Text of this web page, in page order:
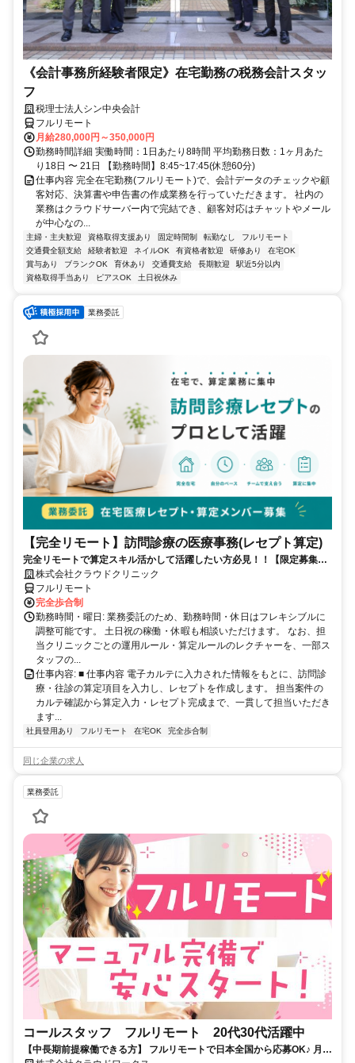
《会計事務所経験者限定》在宅勤務の税務会計スタッ
フ
税理士法人シン中央会計
フルリモート
月給280,000円～350,000円
勤務時間詳細 実働時間：1日あたり8時間 平均勤務日数：1ヶ月あた
り18日 〜 21日 【勤務時間】8:45~17:45(休憩60分)
仕事内容 完全在宅勤務(フルリモート)で、会計データのチェックや顧
客対応、決算書や申告書の作成業務を行っていただきます。 社内の
業務はクラウドサーバー内で完結でき、顧客対応はチャットやメール
が中心なの...
主婦・主夫歓迎 資格取得支援あり 固定時間制 転勤なし
フルリモート
交通費全額支給
経験者歓迎 ネイルOK 有資格者歓迎 研修あり
在宅OK
賞与あり
ブランクOK 育休あり 交通費支給 長期歓迎
駅近5分以内
資格取得手当あり
ピアスOK 土日祝休み
業務委託
【完全リモート】訪問診療の医療事務(レセプト算定)
完全リモートで算定スキル活かして活躍したい方必見！！【限定募集】
完全リモート｜在宅医療レセプト算定（成果報酬型／業務委託）
株式会社クラウドクリニック
フルリモート
完全歩合制
勤務時間・曜日: 業務委託のため、勤務時間・休日はフレキシブルに
調整可能です。 土日祝の稼働・休暇も相談いただけます。 なお、担
当クリニックごとの運用ルール・算定ルールのレクチャーを、一部ス
タッフの...
仕事内容: ■ 仕事内容 電子カルテに入力された情報をもとに、訪問診
療・往診の算定項目を入力し、レセプトを作成します。 担当案件の
カルテ確認から算定入力・レセプト完成まで、一貫して担当いただき
ます...
社員登用あり フルリモート 在宅OK 完全歩合制
同じ企業の求人
業務委託
コールスタッフ フルリモート 20代30代活躍中
【中長期前提稼働できる方】 フルリモートで日本全国から応募OK♪ 月稼